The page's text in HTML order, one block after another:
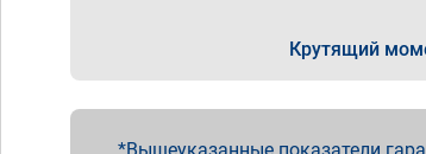
Крутящий